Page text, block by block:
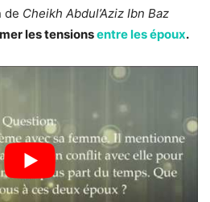
de Cheikh Abdul’Aziz Ibn Baz
les tensionsentre les époux.